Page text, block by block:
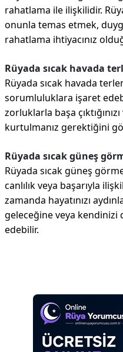
rahatlama ile ilişkilidir.
onunla temas etmek,
rahatlama ihtiyacınız
Rüyada sıcak havada
Rüyada sıcak havada
sorumluluklara işaret
zorluklarla başa
kurtulmanız gerektiğini
Rüyada sıcak güneş
Rüyada sıcak güneş
canlılık veya başarıyla
zamanda hayatınızı
geleceğine veya kendinizi
edebilir.